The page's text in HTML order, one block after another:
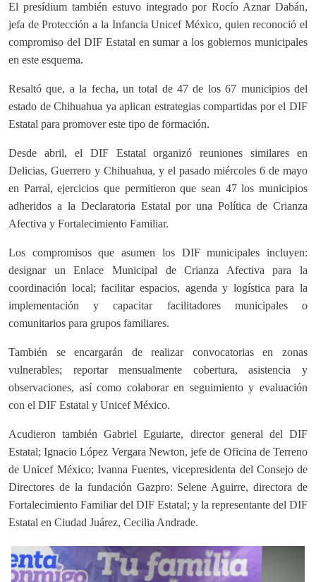
El presídium también estuvo integrado por Rocío Aznar Dabán,
jefa de Protección a la Infancia Unicef México, quien reconoció el
compromiso del DIF Estatal en sumar a los gobiernos municipales
en este esquema.
Resaltó que, a la fecha, un total de 47 de los 67 municipios del
estado de Chihuahua ya aplican estrategias compartidas por el DIF
Estatal para promover este tipo de formación.
Desde abril, el DIF Estatal organizó reuniones similares en
Delicias, Guerrero y Chihuahua, y el pasado miércoles 6 de mayo
en Parral, ejercicios que permitieron que sean 47 los municipios
adheridos a la Declaratoria Estatal por una Política de Crianza
Afectiva y Fortalecimiento Familiar.
Los compromisos que asumen los DIF municipales incluyen:
designar un Enlace Municipal de Crianza Afectiva para la
coordinación local; facilitar espacios, agenda y logística para la
implementación y capacitar facilitadores municipales o
comunitarios para grupos familiares.
También se encargarán de realizar convocatorias en zonas
vulnerables; reportar mensualmente cobertura, asistencia y
observaciones, así como colaborar en seguimiento y evaluación
con el DIF Estatal y Unicef México.
Acudieron también Gabriel Eguiarte, director general del DIF
Estatal; Ignacio López Vergara Newton, jefe de Oficina de Terreno
de Unicef México; Ivanna Fuentes, vicepresidenta del Consejo de
Directores de la fundación Gazpro: Selene Aguirre, directora de
Fortalecimiento Familiar del DIF Estatal; y la representante del DIF
Estatal en Ciudad Juárez, Cecilia Andrade.